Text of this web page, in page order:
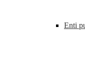
Enti